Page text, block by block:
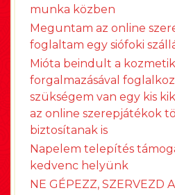
munka közben
Meguntam az online
foglaltam egy siófoki
Mióta beindult a
forgalmazásával
szükségem van egy kis
az online szerepjátékok
biztosítanak is
Napelem telepítés
kedvenc helyünk
NE GÉPEZZ, SZERVEZD